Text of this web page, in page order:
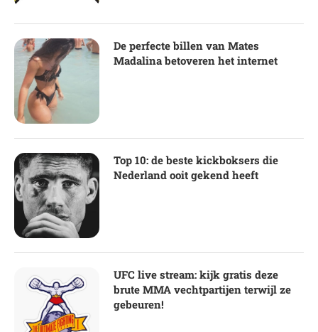
De perfecte billen van Mates
Madalina betoveren het internet
Top 10: de beste kickboksers die
Nederland ooit gekend heeft
UFC live stream: kijk gratis deze
brute MMA vechtpartijen terwijl ze
gebeuren!